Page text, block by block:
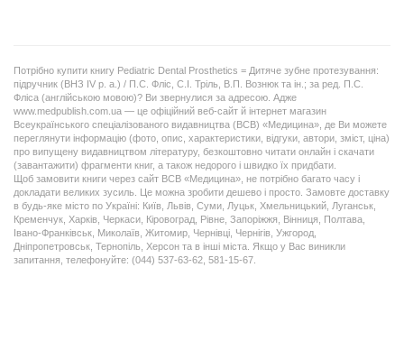
Потрібно купити книгу Pediatric Dental Prosthetics = Дитяче зубне протезування:
підручник (ВНЗ ІV р. а.) / П.С. Фліс, С.І. Тріль, В.П. Вознюк та ін.; за ред. П.С.
Фліса (англійською мовою)? Ви звернулися за адресою. Адже
www.medpublish.com.ua — це офіційний веб-сайт й інтернет магазин
Всеукраїнського спеціалізованого видавництва (ВСВ) «Медицина», де Ви можете
переглянути інформацію (фото, опис, характеристики, відгуки, автори, зміст, ціна)
про випущену видавництвом літературу, безкоштовно читати онлайн і скачати
(завантажити) фрагменти книг, а також недорого і швидко їх придбати.
Щоб замовити книги через сайт ВСВ «Медицина», не потрібно багато часу і
докладати великих зусиль. Це можна зробити дешево і просто. Замовте доставку
в будь-яке місто по Україні: Київ, Львів, Суми, Луцьк, Хмельницький, Луганськ,
Кременчук, Харків, Черкаси, Кіровоград, Рівне, Запоріжжя, Вінниця, Полтава,
Івано-Франківськ, Миколаїв, Житомир, Чернівці, Чернігів, Ужгород,
Дніпропетровськ, Тернопіль, Херсон та в інші міста. Якщо у Вас виникли
запитання, телефонуйте: (044) 537-63-62, 581-15-67.